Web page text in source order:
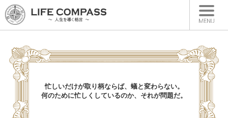
ランキング一覧
人物別格言
忙しいだけが取り柄ならば、蟻と変わらない。
何のために忙しくしているのか、それが問題だ。